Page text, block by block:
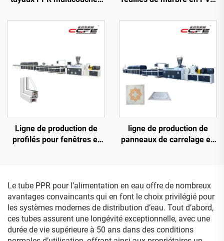
Ligne de production de
profilés pour fenêtres et
ligne de production de
panneaux de carrelage en
Le tube PPR pour l’alimentation en eau offre de nombreux
avantages convaincants qui en font le choix privilégié pour
les systèmes modernes de distribution d’eau. Tout d’abord,
ces tubes assurent une longévité exceptionnelle, avec une
durée de vie supérieure à 50 ans dans des conditions